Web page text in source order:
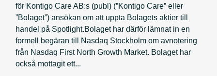
för Kontigo Care AB:s (publ) (”Kontigo Care” eller
”Bolaget”) ansökan om att uppta Bolagets aktier till
handel på Spotlight.Bolaget har därför lämnat in en
formell begäran till Nasdaq Stockholm om avnotering
från Nasdaq First North Growth Market. Bolaget har
också mottagit ett...